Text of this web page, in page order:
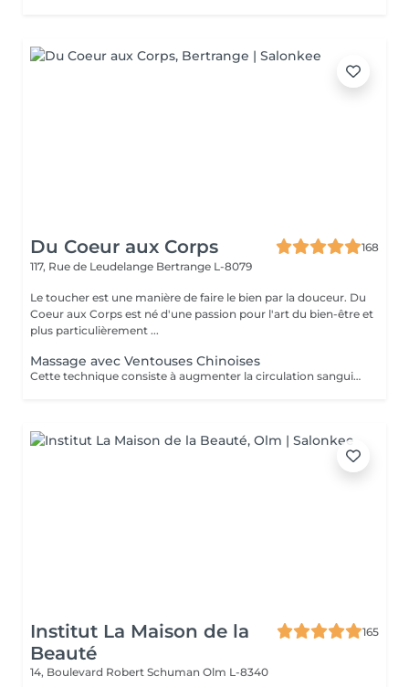
Du Coeur aux Corps
168
117, Rue de Leudelange Bertrange L-8079
Le toucher est une manière de faire le bien par la douceur. Du
Coeur aux Corps est né d'une passion pour l'art du bien-être et
plus particulièrement ...
Massage avec Ventouses Chinoises
Cette technique consiste à augmenter la circulation sanguine. L'objectif est de créer un effet de succion qui favorisera la décongestion des tissus, l'évacuation des toxines et la mobilité des tissus. Prioritairement, cette pratique s'effectue sur le dos.
Institut La Maison de la
Beauté
165
14, Boulevard Robert Schuman Olm L-8340